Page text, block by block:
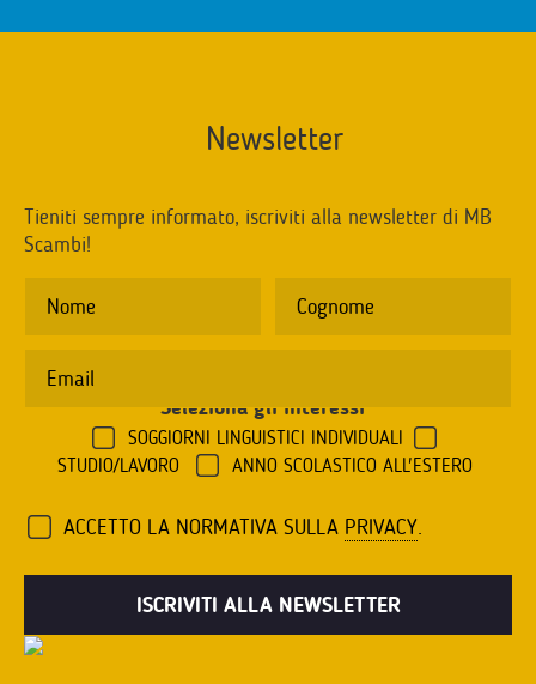
Newsletter
Tieniti sempre informato, iscriviti alla newsletter di MB
Scambi!
Seleziona gli interessi
SOGGIORNI LINGUISTICI INDIVIDUALI
STUDIO/LAVORO
ANNO SCOLASTICO ALL'ESTERO
ACCETTO LA NORMATIVA SULLA PRIVACY.